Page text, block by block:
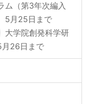
ム（第3年次編入
5月25日まで
大学院創発科学研
26日まで